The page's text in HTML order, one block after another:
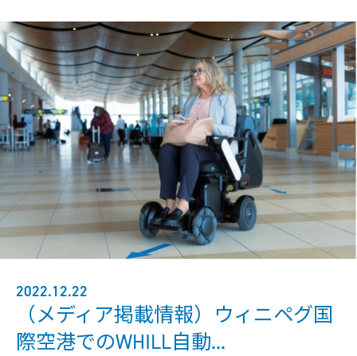
2022.12.22
（メディア掲載情報）ウィニペグ国
際空港でのWHILL自動...